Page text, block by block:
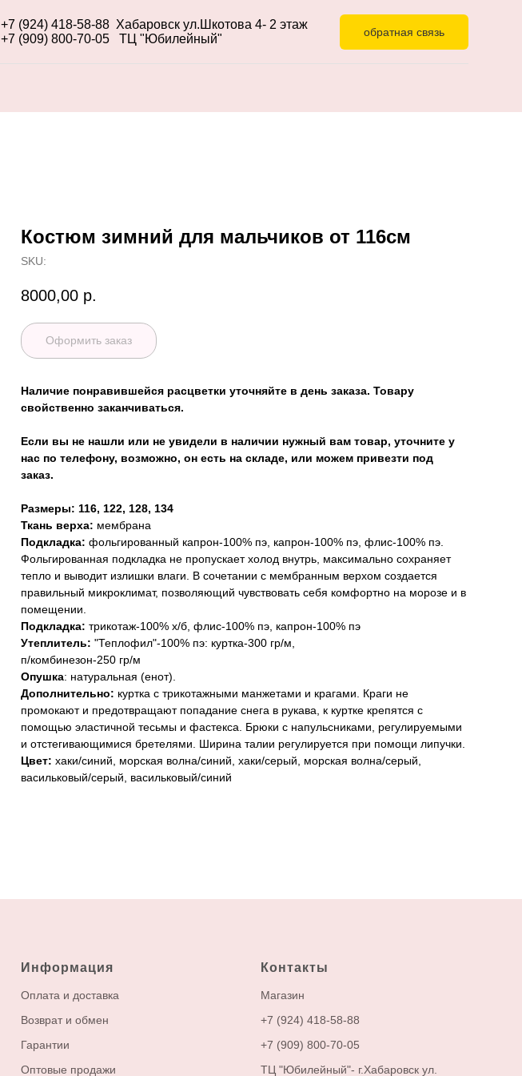
+7 (924) 418-58-88 Хабаровск ул.Шкотова 4- 2 этаж
+7 (909) 800-70-05 ТЦ "Юбилейный"
обратная связь
Костюм зимний для мальчиков от 116см
SKU:
8000,00 р.
Оформить заказ
Наличие понравившейся расцветки уточняйте в день заказа. Товару
свойственно заканчиваться.
Если вы не нашли или не увидели в наличии нужный вам товар, уточните у
нас по телефону, возможно, он есть на складе, или можем привезти под
заказ.
Размеры: 116, 122, 128, 134
Ткань верха: мембрана
Подкладка: фольгированный капрон-100% пэ, капрон-100% пэ, флис-100% пэ.
Фольгированная подкладка не пропускает холод внутрь, максимально сохраняет
тепло и выводит излишки влаги. В сочетании с мембранным верхом создается
правильный микроклимат, позволяющий чувствовать себя комфортно на морозе и в
помещении.
Подкладка: трикотаж-100% х/б, флис-100% пэ, капрон-100% пэ
Утеплитель: "Теплофил"-100% пэ: куртка-300 гр/м,
п/комбинезон-250 гр/м
Опушка: натуральная (енот).
Дополнительно: куртка с трикотажными манжетами и крагами. Краги не
промокают и предотвращают попадание снега в рукава, к куртке крепятся с
помощью эластичной тесьмы и фастекса. Брюки с напульсниками, регулируемыми
и отстегивающимися бретелями. Ширина талии регулируется при помощи липучки.
Цвет: хаки/синий, морская волна/синий, хаки/серый, морская волна/серый,
васильковый/серый, васильковый/синий
Информация
Оплата и доставка
Возврат и обмен
Гарантии
Оптовые продажи
Контакты
Магазин
+7 (924) 418-58-88
+7 (909) 800-70-05
ТЦ "Юбилейный"- г.Хабаровск ул.